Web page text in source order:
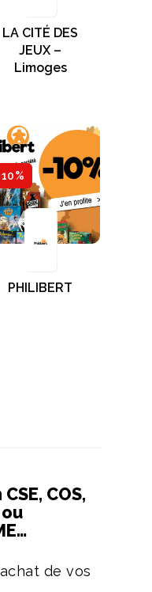
LA CITÉ DES
JEUX –
Limoges
PHILIBERT
COS,
de vos